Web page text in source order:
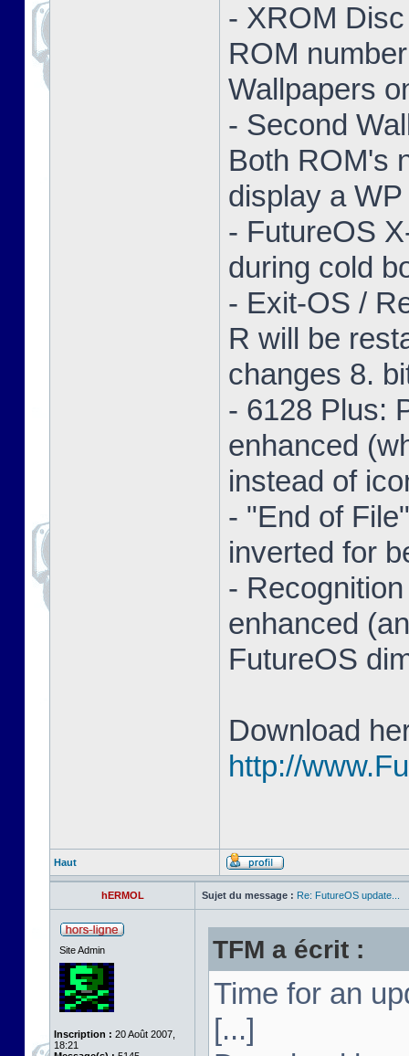
- XROM
ROM
Wallpapers
- Second
Both ROM's
display a
- FutureOS
during cold
- Exit-OS /
R will be
changes 8.
- 6128 Plus:
enhanced
instead of
- "End of
inverted for
-
enhanced
FutureOS
Download
http://
Haut
hERMOL Sujet du message : Re: FutureOS update...
Site Admin
Inscription : 20 Août 2007,
18:21
TFM a écrit :
Time for an
[...]